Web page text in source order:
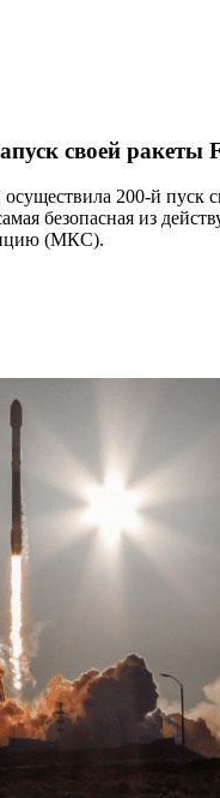
своей ракеты
200-й пуск
безопасная из
(МКС).